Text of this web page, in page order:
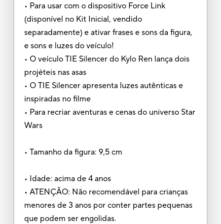
• Para usar com o dispositivo Force Link
(disponível no Kit Inicial, vendido
separadamente) e ativar frases e sons da figura,
e sons e luzes do veículo!
• O veículo TIE Silencer do Kylo Ren lança dois
projéteis nas asas
• O TIE Silencer apresenta luzes autênticas e
inspiradas no filme
• Para recriar aventuras e cenas do universo Star
Wars
• Tamanho da figura: 9,5 cm
• Idade: acima de 4 anos
• ATENÇÃO: Não recomendável para crianças
menores de 3 anos por conter partes pequenas
que podem ser engolidas.